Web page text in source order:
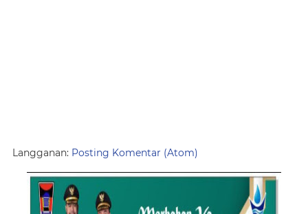
Langganan: Posting Komentar (Atom)